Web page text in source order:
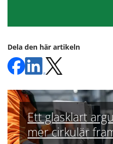
Dela den här artikeln
Ett glasklart
mer cirkulär